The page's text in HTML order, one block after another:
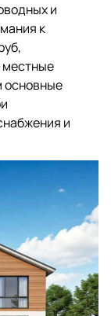
и
к
местные
основные
и